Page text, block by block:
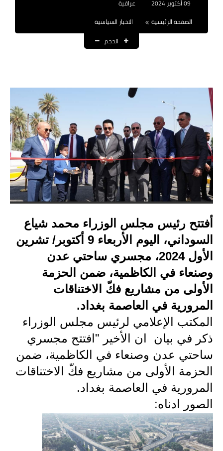
العقود والاجور اليومية
المنح المالية
قطع الاراضي
اخبار العراق
الاخبار السياسية
الاخبار الامنية
الاخبار الاقتصادية
الاخبار الرياضية
المدارس
اخبار وقرارات وزارة التربية
نتائج الامتحانات
المرحلة الابتدائية
المرحلة المتوسطة
اسئلة وزارية
المرحلة الابتدائية
عراقية
الصفحة الرئيسية
الاخبار السياسية
الحجم
أفتتح رئيس مجلس الوزراء محمد شياع
السوداني، اليوم الأربعاء 9 أكتوبر/ تشرين
الأول 2024، مجسري ساحتي عدن
وصنعاء في الكاظمية، ضمن الحزمة
الأولى من مشاريع فكّ الاختناقات
المرورية في العاصمة بغداد.
المكتب الإعلامي لرئيس مجلس الوزراء
ذكر في بيان ان الأخير "افتتح مجسري
ساحتي عدن وصنعاء في الكاظمية، ضمن
الحزمة الأولى من مشاريع فكّ الاختناقات
المرورية في العاصمة بغداد.
الصور ادناه: